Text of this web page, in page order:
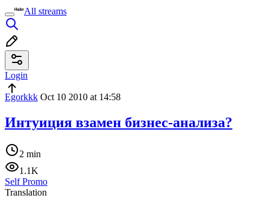
All streams
Login
Egorkkk Oct 10 2010 at 14:58
Интуиция взамен бизнес-анализа?
2 min
1.1K
Self Promo
Translation